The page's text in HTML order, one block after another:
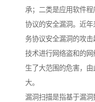
承；二类是应用软件
协议的安全漏洞。近
务协议安全漏洞的攻
技术进行网络盗和的
生了大范围的危害，
大。
漏洞扫描是指基于漏